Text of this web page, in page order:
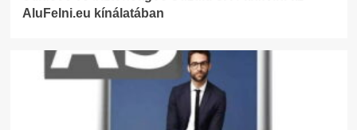
AluFelni.eu kínálatában